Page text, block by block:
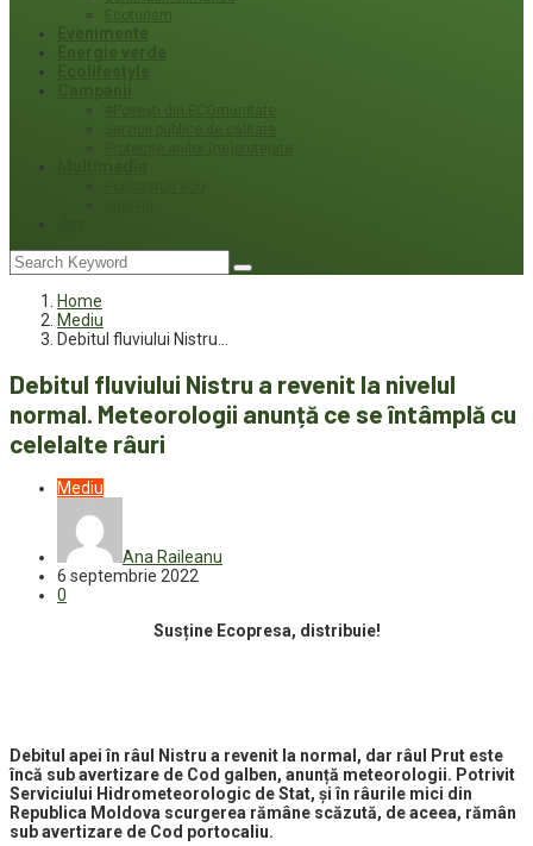
Ecoturism
Home
Mediu
Debitul fluviului Nistru…
Debitul fluviului Nistru a revenit la nivelul
normal. Meteorologii anunță ce se întâmplă cu
celelalte râuri
Mediu
Ana Raileanu
6 septembrie 2022
0
Susține Ecopresa, distribuie!
Debitul apei în râul Nistru a revenit la normal, dar râul Prut este
încă sub avertizare de Cod galben, anunță meteorologii. Potrivit
Serviciului Hidrometeorologic de Stat, și în râurile mici din
Republica Moldova scurgerea rămâne scăzută, de aceea, rămân
sub avertizare de Cod portocaliu.